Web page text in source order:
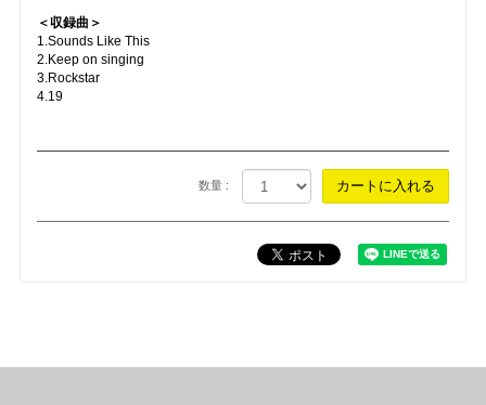
＜収録曲＞
1.Sounds Like This
2.Keep on singing
3.Rockstar
4.19
数量 :